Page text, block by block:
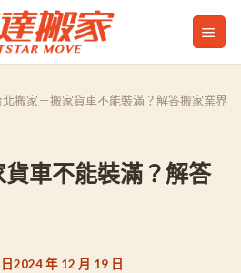
北搬家－搬家貨車不能裝滿？解答搬家業界
車不能裝滿？解答
2024 年 12 月 19 日